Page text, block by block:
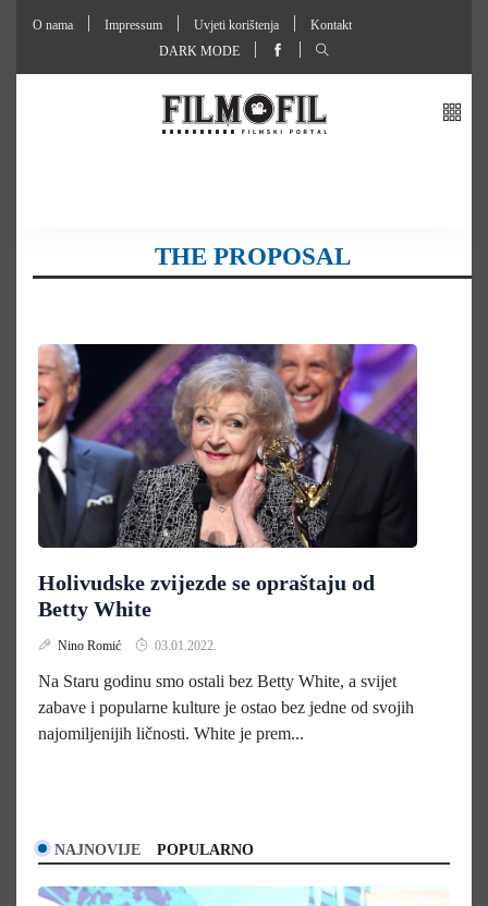
O nama Impressum Uvjeti korištenja
Kontakt
DARK MODE
THE PROPOSAL
Holivudske zvijezde se opraštaju od
Betty White
Nino Romić 03.01.2022.
Na Staru godinu smo ostali bez Betty White, a svijet
zabave i popularne kulture je ostao bez jedne od svojih
najomiljenijih ličnosti. White je prem...
NAJNOVIJE POPULARNO